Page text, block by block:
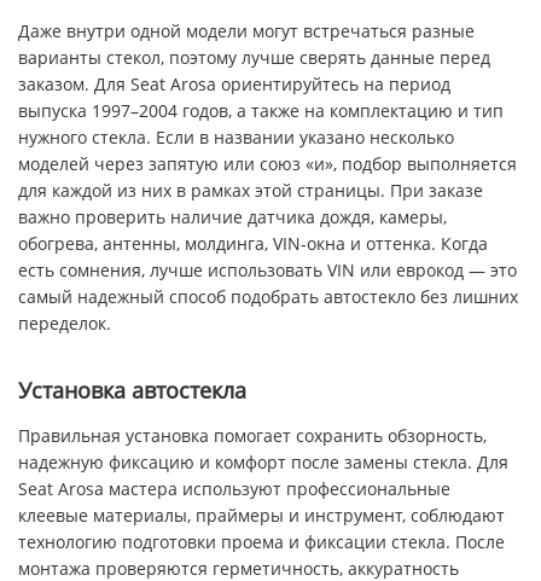
Даже внутри одной модели могут встречаться разные
варианты стекол, поэтому лучше сверять данные перед
заказом. Для Seat Arosa ориентируйтесь на период
выпуска 1997–2004 годов, а также на комплектацию и тип
нужного стекла. Если в названии указано несколько
моделей через запятую или союз «и», подбор выполняется
для каждой из них в рамках этой страницы. При заказе
важно проверить наличие датчика дождя, камеры,
обогрева, антенны, молдинга, VIN-окна и оттенка. Когда
есть сомнения, лучше использовать VIN или еврокод — это
самый надежный способ подобрать автостекло без лишних
переделок.
Установка автостекла
Правильная установка помогает сохранить обзорность,
надежную фиксацию и комфорт после замены стекла. Для
Seat Arosa мастера используют профессиональные
клеевые материалы, праймеры и инструмент, соблюдают
технологию подготовки проема и фиксации стекла. После
монтажа проверяются герметичность, аккуратность